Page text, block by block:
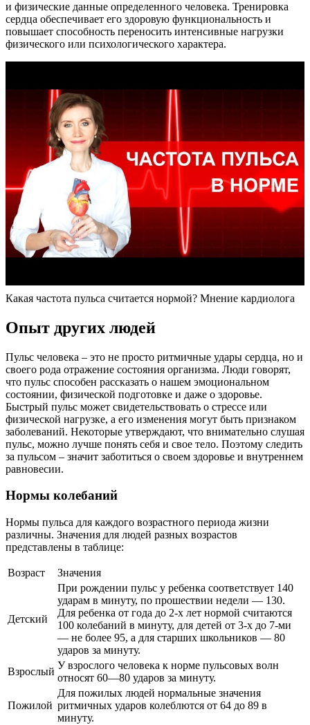
и физические данные определенного человека. Тренировка
сердца обеспечивает его здоровую функциональность и
повышает способность переносить интенсивные нагрузки
физического или психологического характера.
Какая частота пульса считается нормой? Мнение кардиолога
Опыт других людей
Пульс человека – это не просто ритмичные удары сердца, но и
своего рода отражение состояния организма. Люди говорят,
что пульс способен рассказать о нашем эмоциональном
состоянии, физической подготовке и даже о здоровье.
Быстрый пульс может свидетельствовать о стрессе или
физической нагрузке, а его изменения могут быть признаком
заболеваний. Некоторые утверждают, что внимательно слушая
пульс, можно лучше понять себя и свое тело. Поэтому следить
за пульсом – значит заботиться о своем здоровье и внутреннем
равновесии.
Нормы колебаний
Нормы пульса для каждого возрастного периода жизни
различны. Значения для людей разных возрастов
представлены в таблице:
Возраст Значения
Детский
При рождении пульс у ребенка соответствует 140
ударам в минуту, по прошествии недели — 130.
Для ребенка от года до 2-х лет нормой считаются
100 колебаний в минуту, для детей от 3-х до 7-ми
— не более 95, а для старших школьников — 80
ударов за минуту.
Взрослый
У взрослого человека к норме пульсовых волн
относят 60—80 ударов за минуту.
Пожилой
Для пожилых людей нормальные значения
ритмичных ударов колеблются от 64 до 89 в
минуту.